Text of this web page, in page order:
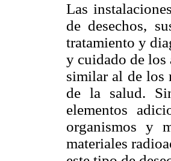
Las
de desechos,
tratamiento y
y cuidado de los
similar al de los
de la salud.
elementos
organismos y
materiales